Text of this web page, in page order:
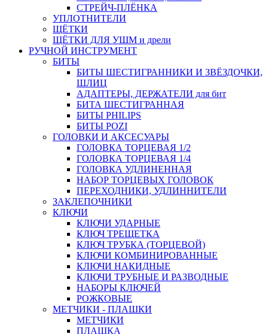
СТРЕЙЧ-ПЛЁНКА
УПЛОТНИТЕЛИ
ЩЁТКИ
ЩЁТКИ ДЛЯ УШМ и дрели
РУЧНОЙ ИНСТРУМЕНТ
БИТЫ
БИТЫ ШЕСТИГРАННИКИ И ЗВЁЗДОЧКИ,
ШЛИЦ
АДАПТЕРЫ, ДЕРЖАТЕЛИ для бит
БИТА ШЕСТИГРАННАЯ
БИТЫ PHILIPS
БИТЫ POZI
ГОЛОВКИ И АКСЕСУАРЫ
ГОЛОВКА ТОРЦЕВАЯ 1/2
ГОЛОВКА ТОРЦЕВАЯ 1/4
ГОЛОВКА УДЛИНЕННАЯ
НАБОР ТОРЦЕВЫХ ГОЛОВОК
ПЕРЕХОДНИКИ, УДЛИННИТЕЛИ
ЗАКЛЕПОЧНИКИ
КЛЮЧИ
КЛЮЧИ УДАРНЫЕ
КЛЮЧ ТРЕЩЕТКА
КЛЮЧ ТРУБКА (ТОРЦЕВОЙ)
КЛЮЧИ КОМБИНИРОВАННЫЕ
КЛЮЧИ НАКИДНЫЕ
КЛЮЧИ ТРУБНЫЕ И РАЗВОДНЫЕ
НАБОРЫ КЛЮЧЕЙ
РОЖКОВЫЕ
МЕТЧИКИ - ПЛАШКИ
МЕТЧИКИ
ПЛАШКА